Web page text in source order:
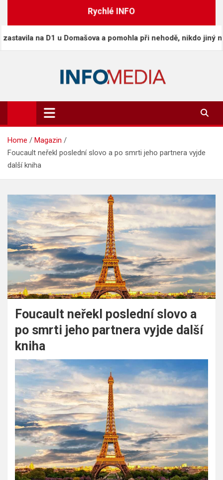
Rychlé INFO
na D1 u Domašova a pomohla při nehodě, nikdo jiný nezastavil
Info-Media.cz
Zprávy, media a souvislosti dneška
Home
Magazin
Foucault neřekl poslední slovo a po smrti jeho partnera vyjde
další kniha
Foucault neřekl poslední slovo a
po smrti jeho partnera vyjde další
kniha